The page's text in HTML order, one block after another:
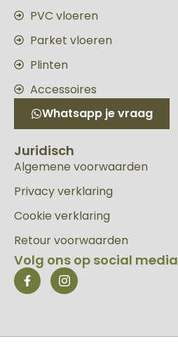
PVC vloeren
Parket vloeren
Plinten
Accessoires
Whatsapp je vraag
Juridisch
Algemene voorwaarden
Privacy verklaring
Cookie verklaring
Retour voorwaarden
Volg ons op social media